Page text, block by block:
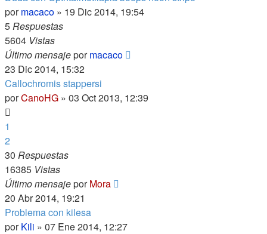
pormacaco » 19 Dic 2014, 19:54
5Respuestas
5604 Vistas
Último mensajepormacaco
23 Dic 2014, 15:32
Callochromis stappersi
porCanoHG » 03 Oct 2013, 12:39
1
2
30 Respuestas
16385 Vistas
Último mensajeporMora
20 Abr 2014, 19:21
Problema con kilesa
porKili » 07 Ene 2014, 12:27